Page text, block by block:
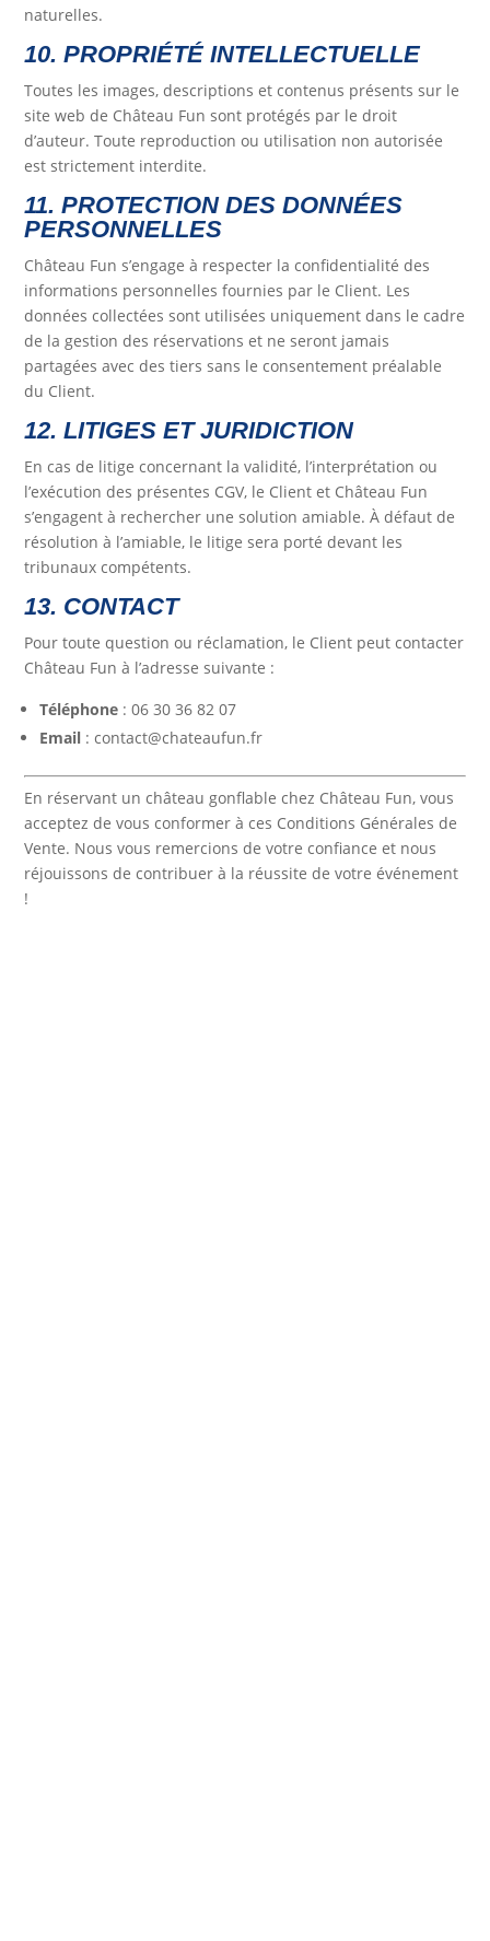
naturelles.
10. PROPRIÉTÉ INTELLECTUELLE
Toutes les images, descriptions et contenus présents sur le
site web de Château Fun sont protégés par le droit
d’auteur. Toute reproduction ou utilisation non autorisée
est strictement interdite.
11. PROTECTION DES DONNÉES
PERSONNELLES
Château Fun s’engage à respecter la confidentialité des
informations personnelles fournies par le Client. Les
données collectées sont utilisées uniquement dans le cadre
de la gestion des réservations et ne seront jamais
partagées avec des tiers sans le consentement préalable
du Client.
12. LITIGES ET JURIDICTION
En cas de litige concernant la validité, l’interprétation ou
l’exécution des présentes CGV, le Client et Château Fun
s’engagent à rechercher une solution amiable. À défaut de
résolution à l’amiable, le litige sera porté devant les
tribunaux compétents.
13. CONTACT
Pour toute question ou réclamation, le Client peut contacter
Château Fun à l’adresse suivante :
Téléphone : 06 30 36 82 07
Email : contact@chateaufun.fr
En réservant un château gonflable chez Château Fun, vous
acceptez de vous conformer à ces Conditions Générales de
Vente. Nous vous remercions de votre confiance et nous
réjouissons de contribuer à la réussite de votre événement
!